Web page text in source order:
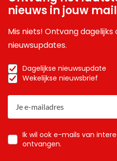
nieuws in jouw
Mis niets! Ontvang
nieuwsupdates.
Dagelijkse nieuwsupdate
Wekelijkse nieuwsbrief
Ik wil ook e-mails van
ontvangen.